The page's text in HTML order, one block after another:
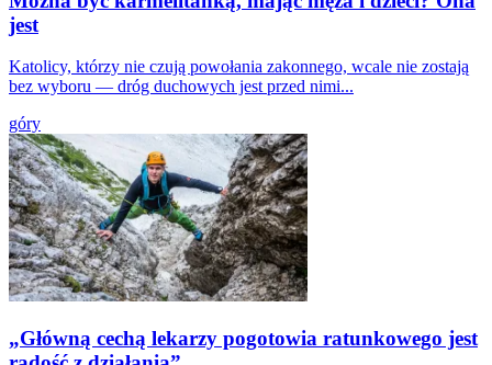
jest
Katolicy, którzy nie czują powołania zakonnego, wcale nie zostają
bez wyboru — dróg duchowych jest przed nimi...
góry
„Główną cechą lekarzy pogotowia ratunkowego jest